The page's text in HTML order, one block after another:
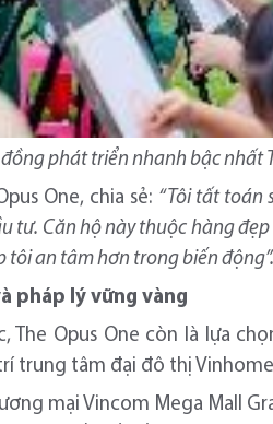
phát triển nhanh bậc nhất
One, chia sẻ: “Tôi tất toán
tư. Căn hộ này thuộc hàng
tôi an tâm hơn trong biến động”.
pháp lý vững vàng
The Opus One còn là lựa
trung tâm đại đô thị
mại Vincom Mega Mall